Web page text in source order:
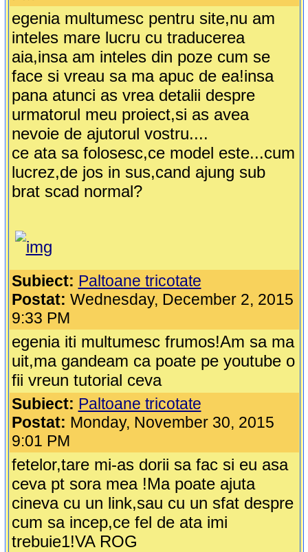
egenia multumesc pentru site,nu am
inteles mare lucru cu traducerea
aia,insa am inteles din poze cum se
face si vreau sa ma apuc de ea!insa
pana atunci as vrea detalii despre
urmatorul meu proiect,si as avea
nevoie de ajutorul vostru....
ce ata sa folosesc,ce model este...cum
lucrez,de jos in sus,cand ajung sub
brat scad normal?
Subiect: Paltoane tricotate
Postat: Wednesday, December 2, 2015
9:33 PM
egenia iti multumesc frumos!Am sa ma
uit,ma gandeam ca poate pe youtube o
fii vreun tutorial ceva
Subiect: Paltoane tricotate
Postat: Monday, November 30, 2015
9:01 PM
fetelor,tare mi-as dorii sa fac si eu asa
ceva pt sora mea !Ma poate ajuta
cineva cu un link,sau cu un sfat despre
cum sa incep,ce fel de ata imi
trebuie1!VA ROG